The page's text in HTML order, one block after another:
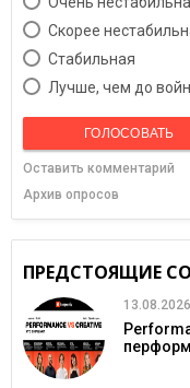
Скорее
Cтабильная
Лучше, чем до
ГОЛОСОВАТЬ
Оставить комментарий
Архив опросов
ПРЕДСТОЯЩИЕ
13.08.2026